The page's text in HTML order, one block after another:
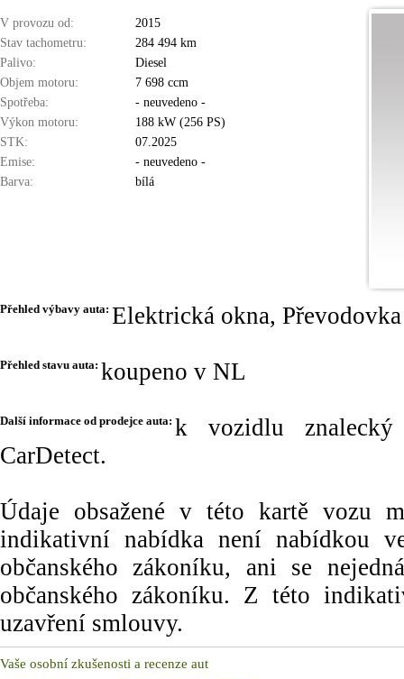
V provozu od:
2015
Stav tachometru:
284 494 km
Palivo:
Diesel
Objem motoru:
7 698 ccm
Spotřeba:
- neuvedeno -
Výkon motoru:
188 kW (256 PS)
STK:
07.2025
Emise:
- neuvedeno -
Barva:
bílá
Přehled výbavy auta: Elektrická okna,
Přehled stavu auta: koupeno v NL
Další informace od prodejce auta: k vozidlu znalecký
CarDetect.
Údaje obsažené v této kartě vozu
indikativní nabídka není nabídkou
občanského zákoníku, ani se
občanského zákoníku. Z této
uzavření smlouvy.
Vaše osobní zkušenosti a recenze aut